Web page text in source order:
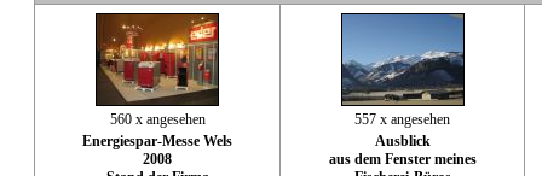
560 x angesehen
Energiespar-Messe Wels
2008
557 x angesehen
Ausblick
aus dem Fenster meines